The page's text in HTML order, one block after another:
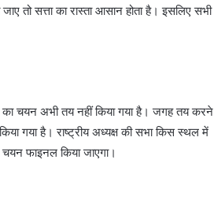
तो सत्ता का रास्ता आसान होता है। इसलिए सभी
का चयन अभी तय नहीं किया गया है। जगह तय करने
गया है। राष्ट्रीय अध्यक्ष की सभा किस स्थल में
फाइनल किया जाएगा।